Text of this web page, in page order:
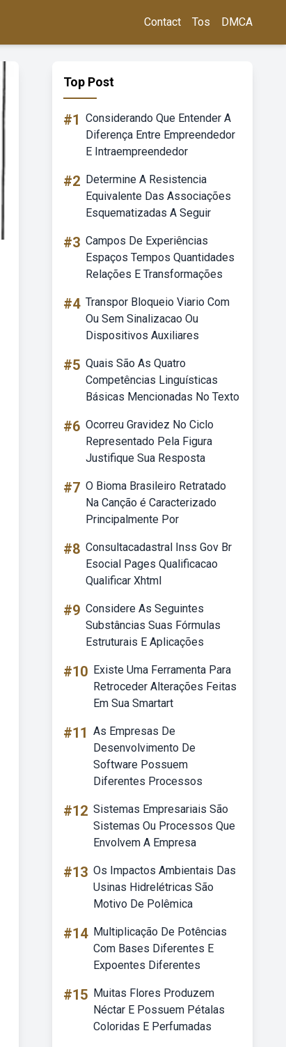
Contact Tos DMCA
Top Post
#1 Considerando Que Entender A
Diferença Entre Empreendedor
E Intraempreendedor
#2 Determine A Resistencia
Equivalente Das Associações
Esquematizadas A Seguir
#3 Campos De Experiências
Espaços Tempos Quantidades
Relações E Transformações
#4 Transpor Bloqueio Viario Com
Ou Sem Sinalizacao Ou
Dispositivos Auxiliares
#5 Quais São As Quatro
Competências Linguísticas
Básicas Mencionadas No Texto
#6 Ocorreu Gravidez No Ciclo
Representado Pela Figura
Justifique Sua Resposta
#7 O Bioma Brasileiro Retratado
Na Canção é Caracterizado
Principalmente Por
#8 Consultacadastral Inss Gov Br
Esocial Pages Qualificacao
Qualificar Xhtml
#9 Considere As Seguintes
Substâncias Suas Fórmulas
Estruturais E Aplicações
#10 Existe Uma Ferramenta Para
Retroceder Alterações Feitas
Em Sua Smartart
#11 As Empresas De
Desenvolvimento De
Software Possuem
Diferentes Processos
#12 Sistemas Empresariais São
Sistemas Ou Processos Que
Envolvem A Empresa
#13 Os Impactos Ambientais Das
Usinas Hidrelétricas São
Motivo De Polêmica
#14 Multiplicação De Potências
Com Bases Diferentes E
Expoentes Diferentes
#15 Muitas Flores Produzem
Néctar E Possuem Pétalas
Coloridas E Perfumadas